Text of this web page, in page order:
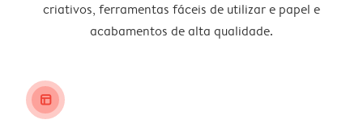
criativos, ferramentas fáceis de utilizar e papel e
acabamentos de alta qualidade.
layout_alt